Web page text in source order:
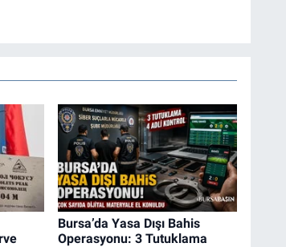
Bursa’da Yasa Dışı Bahis
Operasyonu: 3 Tutuklama